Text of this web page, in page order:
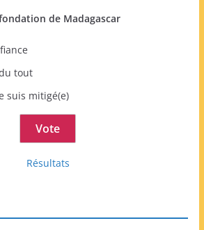
de Madagascar
tout
suis mitigé(e)
Résultats